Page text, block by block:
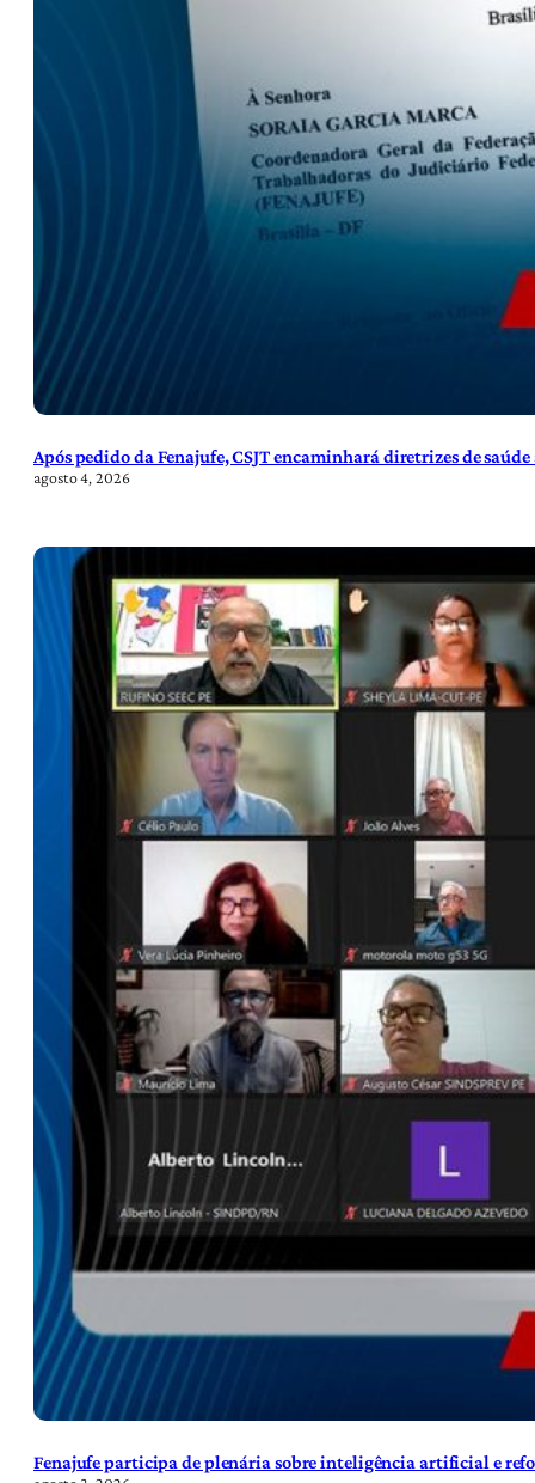
Após pedido da Fenajufe, CSJT encaminhará diretrizes de
agosto 4, 2026
Fenajufe participa de plenária sobre inteligência artificial e